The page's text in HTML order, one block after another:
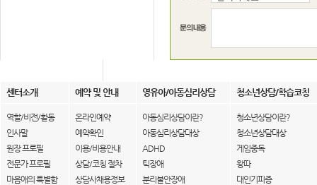
센터소개 예약 및 안내 영유아/아동심리상담 청소년상담/학습코칭
역할/비전/활동
인사말
원장 프로필
전문가 프로필
마음애의 특별함
온라인예약
예약확인
이용/비용안내
상담/코칭 절차
상담사채용정보
아동심리상담이란?
아동심리상담대상
ADHD
틱장애
분리불안장애
청소년상담이란?
청소년상담대상
게임중독
왕따
대인기피증